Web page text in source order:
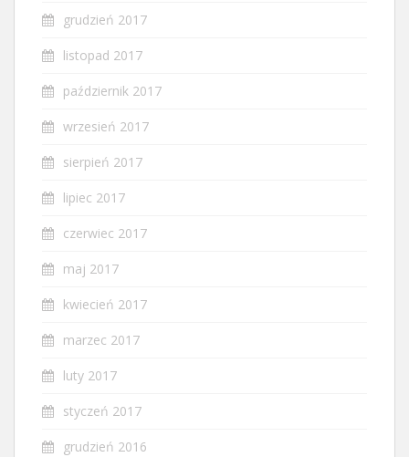
grudzień 2017
listopad 2017
październik 2017
wrzesień 2017
sierpień 2017
lipiec 2017
czerwiec 2017
maj 2017
kwiecień 2017
marzec 2017
luty 2017
styczeń 2017
grudzień 2016